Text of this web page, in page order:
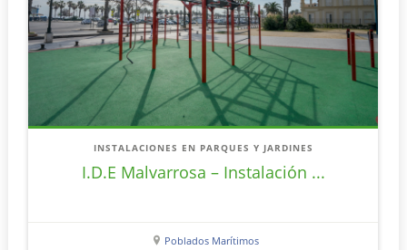
INSTALACIONES EN PARQUES Y JARDINES
I.D.E Malvarrosa – Instalación ...
Poblados Marítimos